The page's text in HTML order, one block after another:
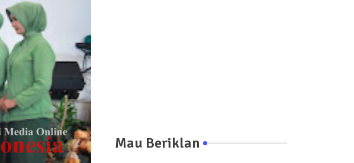
Mau Beriklan